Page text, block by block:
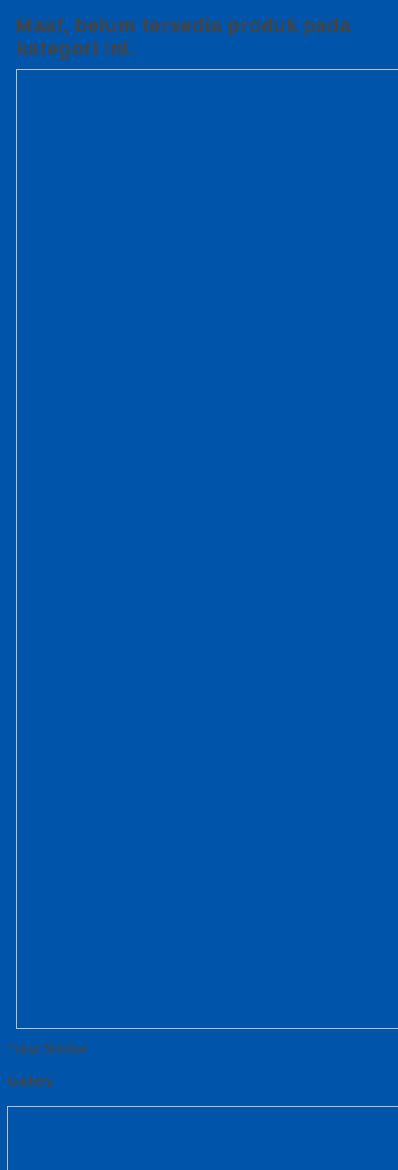
Maaf, belum tersedia produk pada
kategori ini.
Tutup Sidebar
Gallery